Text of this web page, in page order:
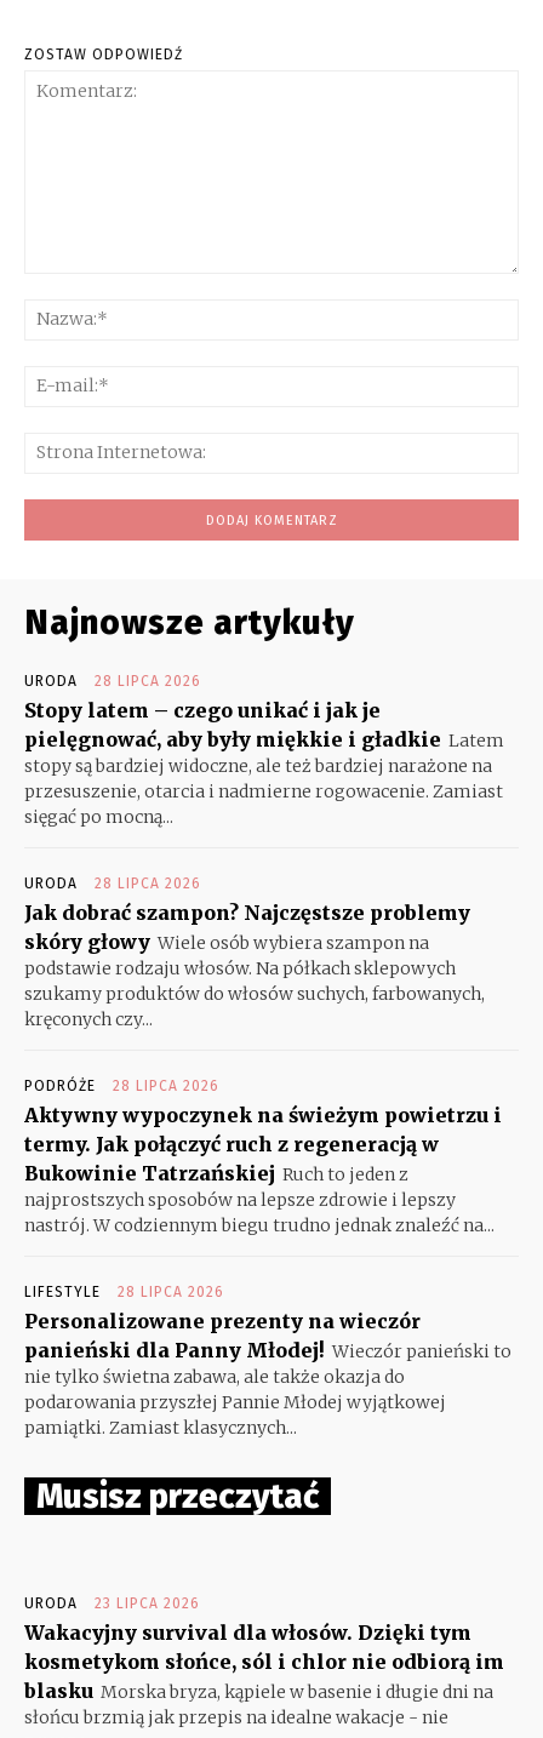
ZOSTAW ODPOWIEDŹ
Najnowsze artykuły
URODA 28 LIPCA 2026
Stopy latem – czego unikać i jak je
pielęgnować, aby były miękkie i gładkie Latem
stopy są bardziej widoczne, ale też bardziej narażone na
przesuszenie, otarcia i nadmierne rogowacenie. Zamiast
sięgać po mocną...
URODA 28 LIPCA 2026
Jak dobrać szampon? Najczęstsze problemy
skóry głowy Wiele osób wybiera szampon na
podstawie rodzaju włosów. Na półkach sklepowych
szukamy produktów do włosów suchych, farbowanych,
kręconych czy...
PODRÓŻE 28 LIPCA 2026
Aktywny wypoczynek na świeżym powietrzu i
termy. Jak połączyć ruch z regeneracją w
Bukowinie Tatrzańskiej Ruch to jeden z
najprostszych sposobów na lepsze zdrowie i lepszy
nastrój. W codziennym biegu trudno jednak znaleźć na...
LIFESTYLE 28 LIPCA 2026
Personalizowane prezenty na wieczór
panieński dla Panny Młodej! Wieczór panieński to
nie tylko świetna zabawa, ale także okazja do
podarowania przyszłej Pannie Młodej wyjątkowej
pamiątki. Zamiast klasycznych...
Musisz przeczytać
URODA 23 LIPCA 2026
Wakacyjny survival dla włosów. Dzięki tym
kosmetykom słońce, sól i chlor nie odbiorą im
blasku Morska bryza, kąpiele w basenie i długie dni na
słońcu brzmią jak przepis na idealne wakacje - nie